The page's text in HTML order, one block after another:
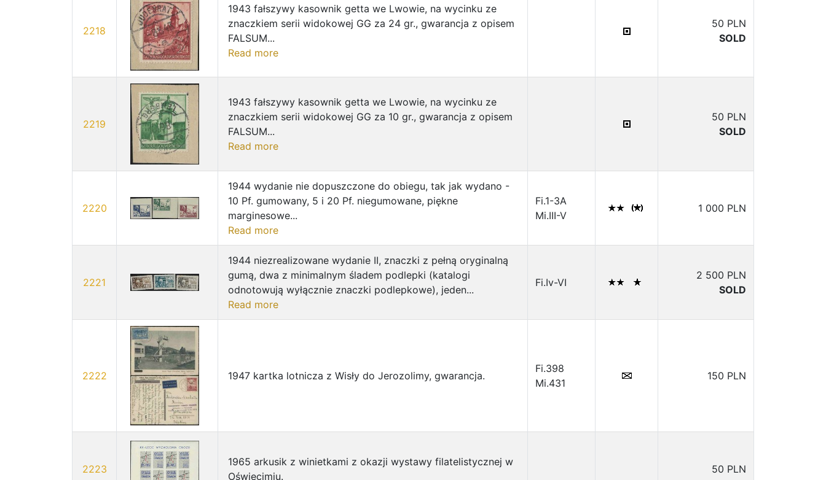
2218
1943 fałszywy kasownik getta we Lwowie, na wycinku ze
znaczkiem serii widokowej GG za 24 gr., gwarancja z opisem
FALSUM...
Read more
50 PLN
SOLD
2219
1943 fałszywy kasownik getta we Lwowie, na wycinku ze
znaczkiem serii widokowej GG za 10 gr., gwarancja z opisem
FALSUM...
Read more
50 PLN
SOLD
2220
1944 wydanie nie dopuszczone do obiegu, tak jak wydano -
10 Pf. gumowany, 5 i 20 Pf. niegumowane, piękne
marginesowe...
Read more
Fi.1-3A
Mi.III-V
1 000 PLN
2221
1944 niezrealizowane wydanie II, znaczki z pełną oryginalną
gumą, dwa z minimalnym śladem podlepki (katalogi
odnotowują wyłącznie znaczki podlepkowe), jeden...
Read more
Fi.Iv-VI
2 500 PLN
SOLD
2222 1947 kartka lotnicza z Wisły do Jerozolimy, gwarancja.
Fi.398
Mi.431
150 PLN
2223
1965 arkusik z winietkami z okazji wystawy filatelistycznej w
Oświęcimiu.
50 PLN